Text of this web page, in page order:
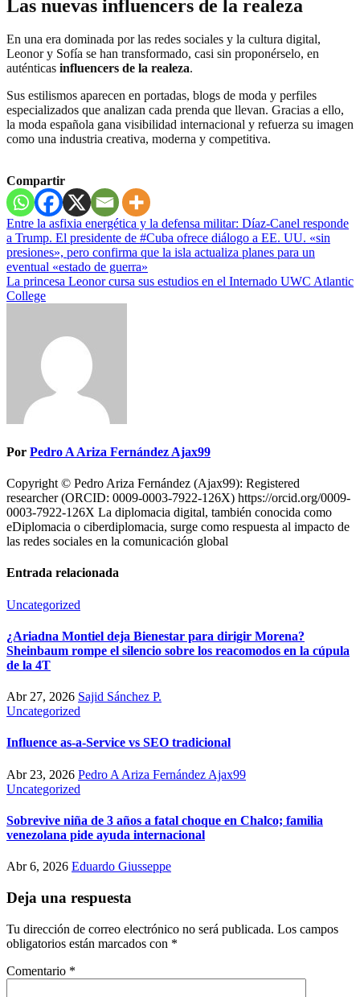
Las nuevas influencers de la realeza
En una era dominada por las redes sociales y la cultura digital,
Leonor y Sofía se han transformado, casi sin proponérselo, en
auténticas influencers de la realeza.
Sus estilismos aparecen en portadas, blogs de moda y perfiles
especializados que analizan cada prenda que llevan. Gracias a ello,
la moda española gana visibilidad internacional y refuerza su imagen
como una industria creativa, moderna y competitiva.
Compartir
Navegación
de
entradas
Entre la asfixia energética y la defensa militar: Díaz-Canel responde
a Trump. El presidente de #Cuba ofrece diálogo a EE. UU. «sin
presiones», pero confirma que la isla actualiza planes para un
eventual «estado de guerra»
La princesa Leonor cursa sus estudios en el Internado UWC Atlantic
College
Por Pedro A Ariza Fernández Ajax99
Copyright © Pedro Ariza Fernández (Ajax99): Registered
researcher (ORCID: 0009-0003-7922-126X) https://orcid.org/0009-
0003-7922-126X La diplomacia digital, también conocida como
eDiplomacia o ciberdiplomacia, surge como respuesta al impacto de
las redes sociales en la comunicación global
Entrada relacionada
Uncategorized
¿Ariadna Montiel deja Bienestar para dirigir Morena?
Sheinbaum rompe el silencio sobre los reacomodos en la cúpula
de la 4T
Abr 27, 2026 Sajid Sánchez P.
Uncategorized
Influence as-a-Service vs SEO tradicional
Abr 23, 2026 Pedro A Ariza Fernández Ajax99
Uncategorized
Sobrevive niña de 3 años a fatal choque en Chalco; familia
venezolana pide ayuda internacional
Abr 6, 2026 Eduardo Giusseppe
Deja una respuesta
Tu dirección de correo electrónico no será publicada. Los campos
obligatorios están marcados con *
Comentario *